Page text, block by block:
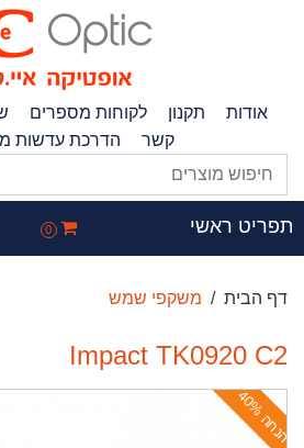
אודות תקנון לקוחות מספרים
קשר
הדרכת עדשות
ראשי 0
דף הבית משקפי שמש
Impact TK0920 C2
ה
נ
ח
ה
4
0